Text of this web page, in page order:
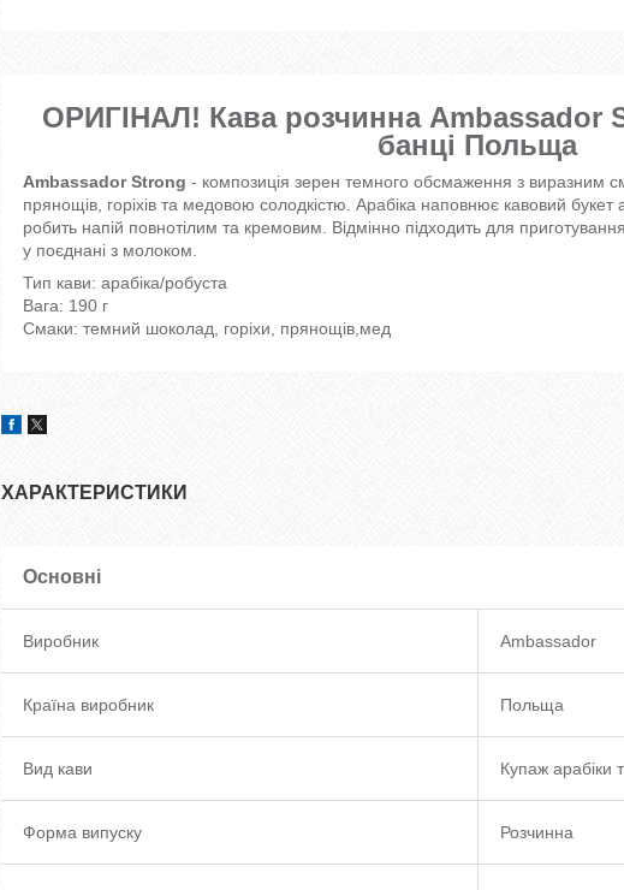
ОРИГІНАЛ! Кава розчинна Ambassador
банці Польща
Ambassador Strong - композиція зерен темного обсмаження з виразним
прянощів, горіхів та медовою солодкістю. Арабіка наповнює кавовий
робить напій повнотілим та кремовим. Відмінно підходить для
у поєднані з молоком.
Тип кави: арабіка/робуста
Вага: 190 г
Смаки: темний шоколад, горіхи, прянощів,мед
ХАРАКТЕРИСТИКИ
Основні
Виробник Ambassador
Країна виробник Польща
Вид кави Купаж арабіки
Форма випуску Розчинна